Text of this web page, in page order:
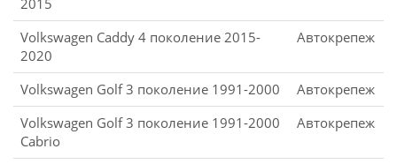
Volkswagen Caddy 4 поколение 2015-
2020
Автокрепеж
Volkswagen Golf 3 поколение 1991-2000
Автокрепеж
Volkswagen Golf 3 поколение 1991-2000
Cabrio
Автокрепеж